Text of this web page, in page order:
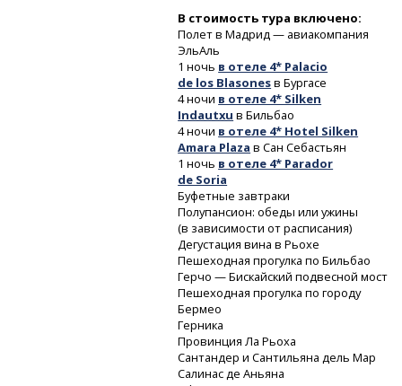
В стоимость тура включено:
Полет в Мадрид — авиакомпания
ЭльАль
1 ночь в отеле 4* Palacio
de los Blasonesв Бургасе
4 ночи в отеле 4* Silken
Indautxu в Бильбао
4 ночи в отеле 4* Hotel Silken
Amara Plaza в Сан Себастьян
1 ночь в отеле 4* Parador
de Soria
Буфетные завтраки
Полупансион: обеды или ужины
(в зависимости от расписания)
Дегустация вина в Рьохе
Пешеходная прогулка по Бильбао
Герчо — Бискайский подвесной мост
Пешеходная прогулка по городу
Бермео
Герника
Провинция Ла Рьоха
Сантандер и Сантильяна дель Мар
Салинас де Аньяна